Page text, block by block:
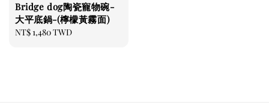
Bridge dog陶瓷寵物碗-
大平底鍋-(檸檬黃霧面)
Regular
NT$ 1,480 TWD